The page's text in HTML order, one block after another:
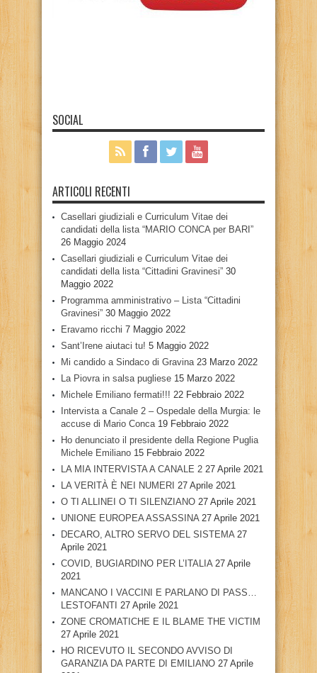
SOCIAL
ARTICOLI RECENTI
Casellari giudiziali e Curriculum Vitae dei
candidati della lista “MARIO CONCA per BARI”
26 Maggio 2024
Casellari giudiziali e Curriculum Vitae dei
candidati della lista “Cittadini Gravinesi” 30
Maggio 2022
Programma amministrativo – Lista “Cittadini
Gravinesi” 30 Maggio 2022
Eravamo ricchi 7 Maggio 2022
Sant’Irene aiutaci tu! 5 Maggio 2022
Mi candido a Sindaco di Gravina 23 Marzo 2022
La Piovra in salsa pugliese 15 Marzo 2022
Michele Emiliano fermati!!! 22 Febbraio 2022
Intervista a Canale 2 – Ospedale della Murgia: le
accuse di Mario Conca 19 Febbraio 2022
Ho denunciato il presidente della Regione Puglia
Michele Emiliano 15 Febbraio 2022
LA MIA INTERVISTA A CANALE 2 27 Aprile 2021
LA VERITÀ È NEI NUMERI 27 Aprile 2021
O TI ALLINEI O TI SILENZIANO 27 Aprile 2021
UNIONE EUROPEA ASSASSINA 27 Aprile 2021
DECARO, ALTRO SERVO DEL SISTEMA 27
Aprile 2021
COVID, BUGIARDINO PER L’ITALIA 27 Aprile
2021
MANCANO I VACCINI E PARLANO DI PASS…
LESTOFANTI 27 Aprile 2021
ZONE CROMATICHE E IL BLAME THE VICTIM
27 Aprile 2021
HO RICEVUTO IL SECONDO AVVISO DI
GARANZIA DA PARTE DI EMILIANO 27 Aprile